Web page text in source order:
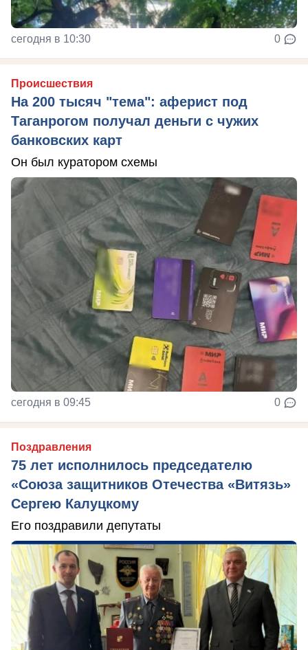
сегодня в 10:30 0
Происшествия
На 200 тысяч "тема": аферист под
Таганрогом получал деньги с чужих
банковских карт
Он был куратором схемы
сегодня в 09:45 0
Поздравления
75 лет исполнилось председателю
«Союза защитников Отечества «Витязь»
Сергею Калуцкому
Его поздравили депутаты